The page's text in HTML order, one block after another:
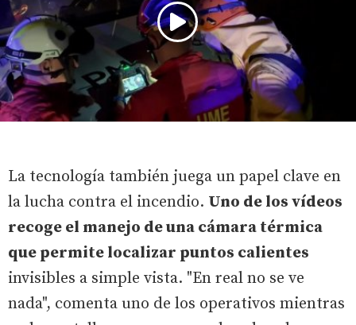
La tecnología también juega un papel clave en
la lucha contra el incendio. Uno de los vídeos
recoge el manejo de una cámara térmica
que permite localizar puntos calientes
invisibles a simple vista. "En real no se ve
nada", comenta uno de los operativos mientras